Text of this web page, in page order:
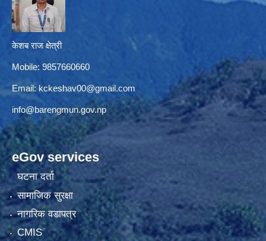
केशब राज क्षेत्री
Mobile: 9857660660
Email: kckeshav00@gmail.com
info@barengmun.gov.np
eGov services
घटना दर्ता
सामाजिक सुरक्षा
नागरिक वडापत्र
CMIS